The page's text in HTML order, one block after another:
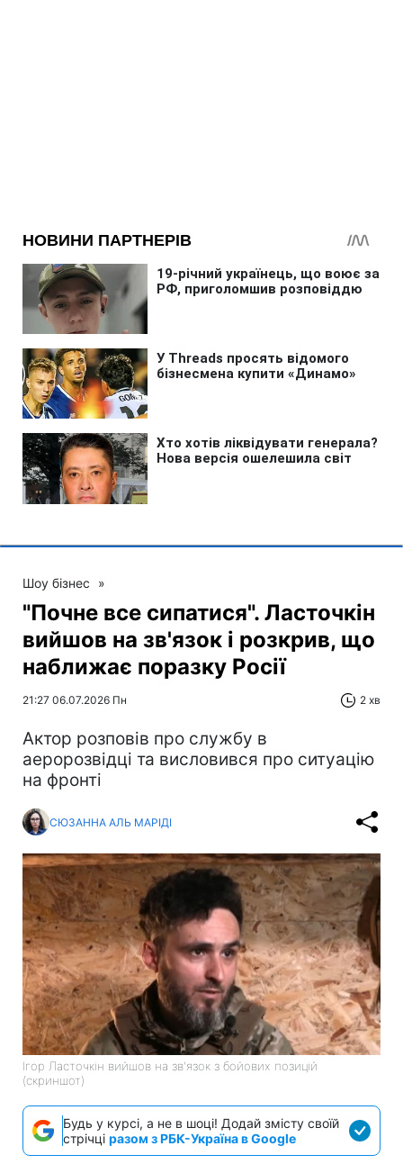
Шоу бізнес »
"Почне все сипатися". Ласточкін
вийшов на зв'язок і розкрив, що
наближає поразку Росії
21:27 06.07.2026 Пн 2 хв
Актор розповів про службу в
аеророзвідці та висловився про ситуацію
на фронті
СЮЗАННА АЛЬ МАРІДІ
Ігор Ласточкін вийшов на зв'язок з бойових позицій
(скриншот)
Будь у курсі, а не в шоці! Додай змісту своїй
стрічці разом з РБК-Україна в Google